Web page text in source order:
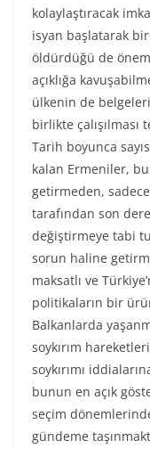
kolaylaştıracak
isyan başlatarak
öldürdüğü de
açıklığa
ülkenin de
birlikte
Tarih boyunca
kalan Ermeniler,
getirmeden,
tarafından son
değiştirmeye tabi
sorun haline
maksatlı ve
politikaların bir
Balkanlarda
soykırım
soykırımı
bunun en açık
seçim
gündeme